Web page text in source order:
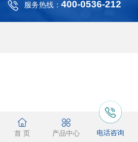
服务热线： 400-0536-212
首 页 产品中心 电话咨询